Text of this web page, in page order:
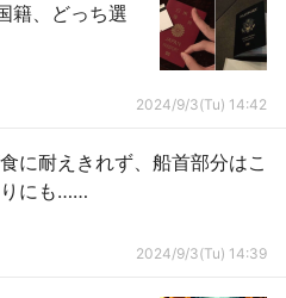
籍、どっち選
2024/9/3(Tu) 14:42
に耐えきれず、船首部分はこ
りにも……
2024/9/3(Tu) 14:39